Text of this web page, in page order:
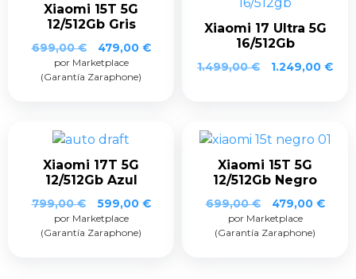
Xiaomi 15T 5G
12/512Gb Gris
699,00€
El
precio
original
479,00 €El
por Marketplace
(Garantía Zaraphone)
Xiaomi 17 Ultra 5G
16/512Gb
1.499,00€ 1.249,00 €
Xiaomi 17T 5G
12/512Gb Azul
799,00€
El
precio
original
599,00 €El
por Marketplace
(Garantía Zaraphone)
Xiaomi 15T 5G
12/512Gb Negro
699,00€
El
precio
original
479,00 €El
por Marketplace
(Garantía Zaraphone)